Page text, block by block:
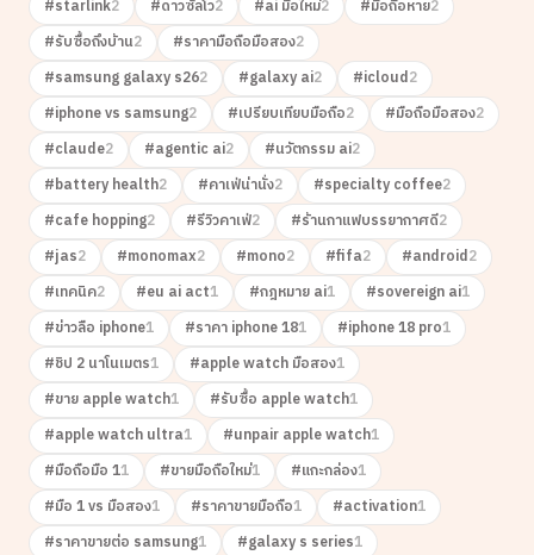
#starlink2 #ดาวซัลโว2 #ai มือใหม่2 #มือถือหาย2
#รับซื้อถึงบ้าน2 #ราคามือถือมือสอง2
#samsung galaxy s262 #galaxy ai2 #icloud2
#iphone vs samsung2 #เปรียบเทียบมือถือ2 #มือถือมือสอง2
#claude2 #agentic ai2 #นวัตกรรม ai2
#battery health2 #คาเฟ่น่านั่ง2 #specialty coffee2
#cafe hopping2 #รีวิวคาเฟ่2 #ร้านกาแฟบรรยากาศดี2
#jas2 #monomax2 #mono2 #fifa2 #android2
#เทคนิค2 #eu ai act1 #กฎหมาย ai1 #sovereign ai1
#ข่าวลือ iphone1 #ราคา iphone 181 #iphone 18 pro1
#ชิป 2 นาโนเมตร1 #apple watch มือสอง1
#ขาย apple watch1 #รับซื้อ apple watch1
#apple watch ultra1 #unpair apple watch1
#มือถือมือ 11 #ขายมือถือใหม่1 #แกะกล่อง1
#มือ 1 vs มือสอง1 #ราคาขายมือถือ1 #activation1
#ราคาขายต่อ samsung1 #galaxy s series1